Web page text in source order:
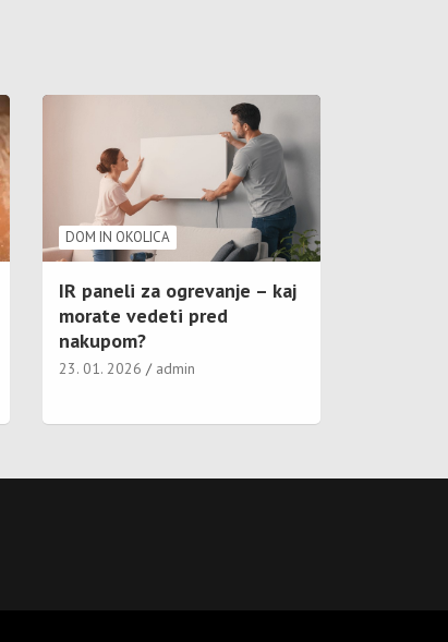
DOM IN OKOLICA
IR paneli za ogrevanje – kaj
morate vedeti pred
nakupom?
23. 01. 2026 admin